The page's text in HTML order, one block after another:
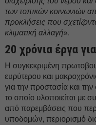
των τοπικών κοινωνιών
προκλήσεις που
κλιματική αλλαγή».
20 χρόνια έργα
Η συγκεκριμένη
ευρύτερου και
για την προστασία και
το οποίο υλοποιείται με
από παρεμβάσεις που
υποδομών, περιορισμό